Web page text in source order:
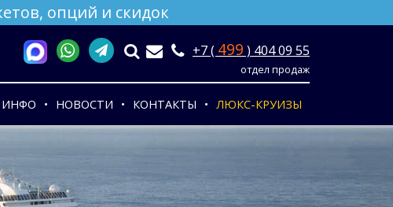
опций и скидок
+7 ( 499 ) 404 09 55
отдел продаж
ИНФО НОВОСТИ КОНТАКТЫ ЛЮКС-КРУИЗЫ